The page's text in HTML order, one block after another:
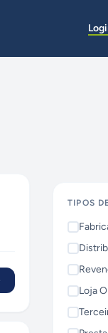
TIPOS
Loja